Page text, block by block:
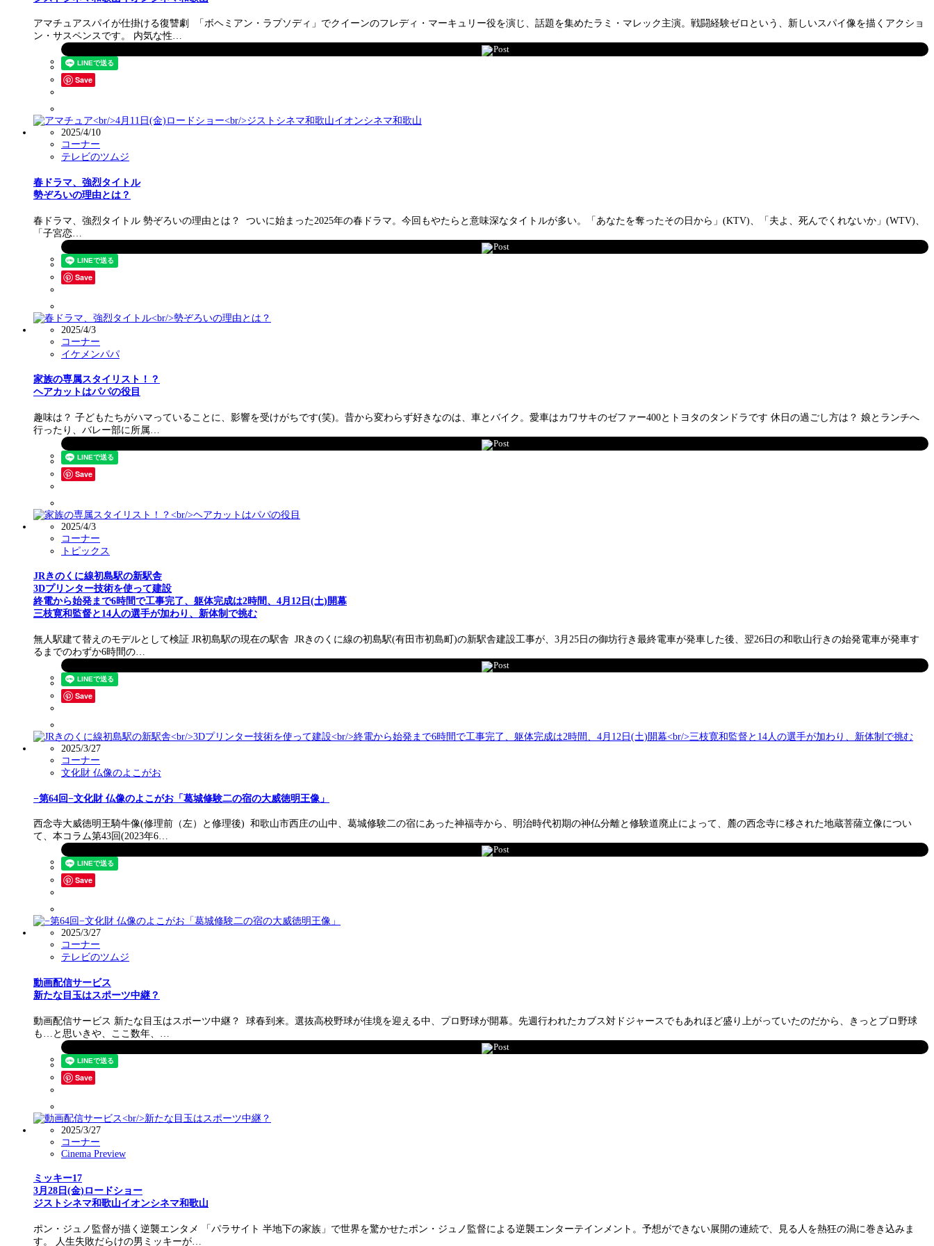
アマチュアスパイが仕掛ける復讐劇 「ボヘミアン・ラプソディ」でクイーンのフレディ・マーキュリー役を演じ、話題を集めたラミ・マレック主演。戦闘経験ゼロという、新しいスパイ像を描くアクショ
ン・サスペンスです。 内気な性…
Post
Save
2025/4/10
コーナー
テレビのツムジ
春ドラマ、強烈タイトル
勢ぞろいの理由とは？
春ドラマ、強烈タイトル 勢ぞろいの理由とは？ ついに始まった2025年の春ドラマ。今回もやたらと意味深なタイトルが多い。「あなたを奪ったその日から」(KTV)、「夫よ、死んでくれないか」(WTV)、
「子宮恋…
Post
Save
2025/4/3
コーナー
イケメンパパ
家族の専属スタイリスト！？
ヘアカットはパパの役目
趣味は？ 子どもたちがハマっていることに、影響を受けがちです(笑)。昔から変わらず好きなのは、車とバイク。愛車はカワサキのゼファー400とトヨタのタンドラです 休日の過ごし方は？ 娘とランチへ
行ったり、バレー部に所属…
Post
Save
2025/4/3
コーナー
トピックス
JRきのくに線初島駅の新駅舎
3Dプリンター技術を使って建設
終電から始発まで6時間で工事完了、躯体完成は2時間、4月12日(土)開幕
三枝寛和監督と14人の選手が加わり、新体制で挑む
無人駅建て替えのモデルとして検証 JR初島駅の現在の駅舎 JRきのくに線の初島駅(有田市初島町)の新駅舎建設工事が、3月25日の御坊行き最終電車が発車した後、翌26日の和歌山行きの始発電車が発車す
るまでのわずか6時間の…
Post
Save
2025/3/27
コーナー
文化財 仏像のよこがお
−第64回−文化財 仏像のよこがお「葛城修験二の宿の大威徳明王像」
西念寺大威徳明王騎牛像(修理前（左）と修理後) 和歌山市西庄の山中、葛城修験二の宿にあった神福寺から、明治時代初期の神仏分離と修験道廃止によって、麓の西念寺に移された地蔵菩薩立像につい
て、本コラム第43回(2023年6…
Post
Save
2025/3/27
コーナー
テレビのツムジ
動画配信サービス
新たな目玉はスポーツ中継？
動画配信サービス 新たな目玉はスポーツ中継？ 球春到来。選抜高校野球が佳境を迎える中、プロ野球が開幕。先週行われたカブス対ドジャースでもあれほど盛り上がっていたのだから、きっとプロ野球
も…と思いきや、ここ数年、…
Post
Save
2025/3/27
コーナー
Cinema Preview
ミッキー17
3月28日(金)ロードショー
ジストシネマ和歌山イオンシネマ和歌山
ポン・ジュノ監督が描く逆襲エンタメ 「パラサイト 半地下の家族」で世界を驚かせたポン・ジュノ監督による逆襲エンターテインメント。予想ができない展開の連続で、見る人を熱狂の渦に巻き込みま
す。 人生失敗だらけの男ミッキーが…